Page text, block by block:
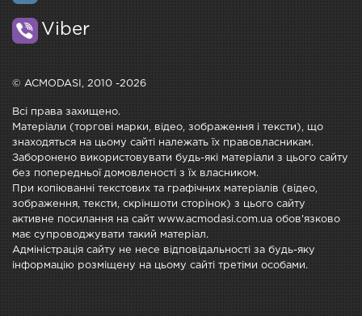
Viber
© ACMODASI, 2010 -2026
Всі права захищено.
Матеріали (торгові марки, відео, зображення і тексти), що
знаходяться на цьому сайті належать їх правовласникам.
Заборонено використовувати будь-які матеріали з цього сайту
без попередньої домовленості з їх власником.
При копіюванні текстових та графічних матеріалів (відео,
зображення, тексти, скріншоти сторінок) з цього сайту
активне посилання на сайт www.acmodasi.com.ua обов'язково
має супроводжувати такий матеріал.
Адміністрація сайту не несе відповідальності за будь-яку
інформацію розміщену на цьому сайті третіми особами.